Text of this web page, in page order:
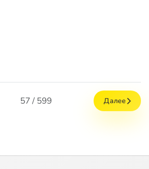
57 / 599 Далее